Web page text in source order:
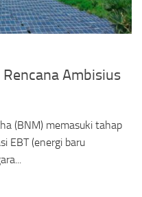
Ambisius
(BNM) memasuki tahap
EBT (energi baru